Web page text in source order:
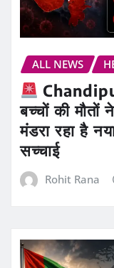
ALL NEWS
बच्चों की मौतों
मंडरा रहा है
सच्चाई
Rohit Rana